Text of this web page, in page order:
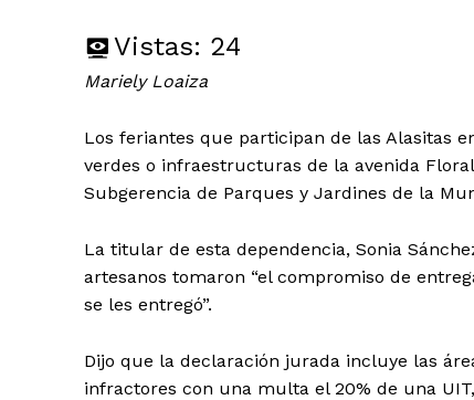
Vistas: 24
Mariely Loaiza
Los feriantes que participan de las Alasitas
verdes o infraestructuras de la avenida
Subgerencia de Parques y Jardines de la
La titular de esta dependencia, Sonia
artesanos tomaron “el compromiso de
se les entregó”.
Dijo que la declaración jurada incluye las
infractores con una multa el 20% de una